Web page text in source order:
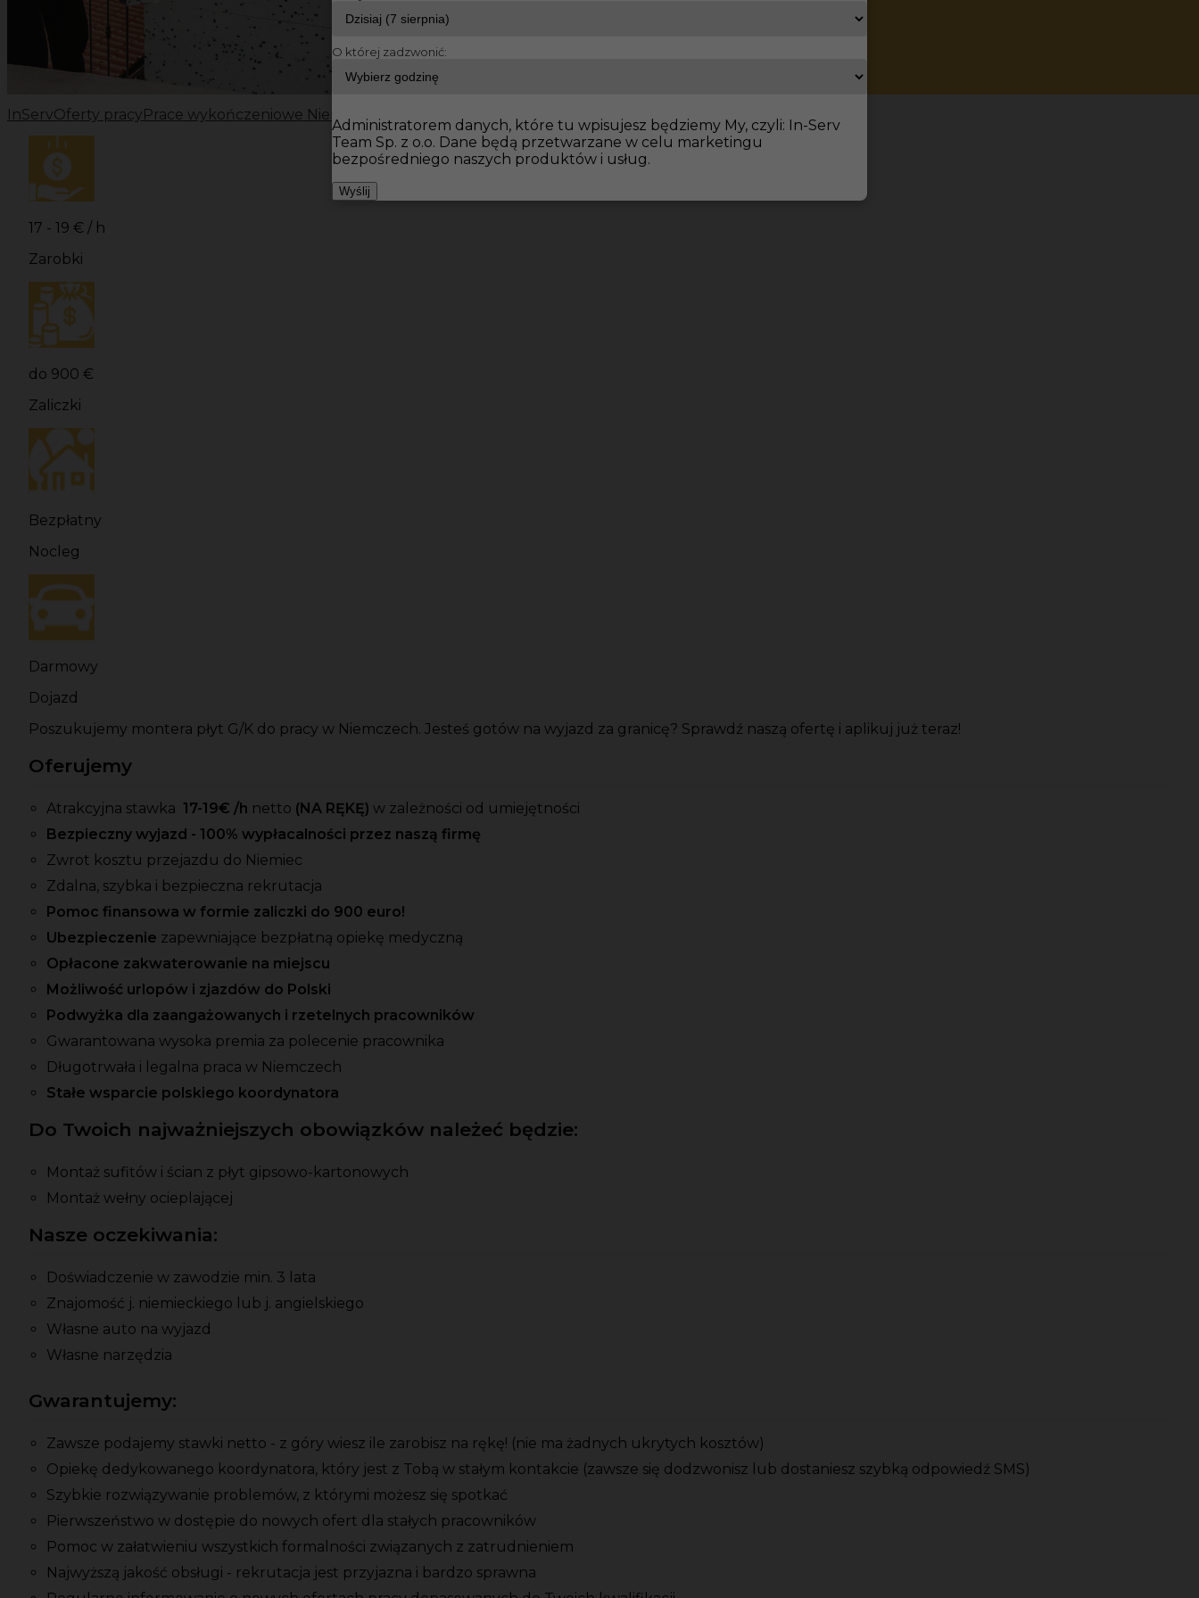
InServOferty pracy Prace wykończeniowe Niemcy Prace wykończeniowe Praca w Niemczech dla montera płyt G/K
17 - 19 € / h
Zarobki
do 900 €
Zaliczki
Bezpłatny
Nocleg
Darmowy
Dojazd
Poszukujemy montera płyt G/K do pracy w Niemczech. Jesteś gotów na wyjazd za granicę? Sprawdź naszą ofertę i aplikuj już teraz!
Oferujemy
Atrakcyjna stawka 17-19€ /h netto (NA RĘKĘ) w zależności od umiejętności
Bezpieczny wyjazd - 100% wypłacalności przez naszą firmę
Zwrot kosztu przejazdu do Niemiec
Zdalna, szybka i bezpieczna rekrutacja
Pomoc finansowa w formie zaliczki do 900 euro!
Ubezpieczenie zapewniające bezpłatną opiekę medyczną
Opłacone zakwaterowanie na miejscu
Możliwość urlopów i zjazdów do Polski
Podwyżka dla zaangażowanych i rzetelnych pracowników
Gwarantowana wysoka premia za polecenie pracownika
Długotrwała i legalna praca w Niemczech
Stałe wsparcie polskiego koordynatora
Do Twoich najważniejszych obowiązków należeć będzie:
Montaż sufitów i ścian z płyt gipsowo-kartonowych
Montaż wełny ocieplającej
Nasze oczekiwania:
Doświadczenie w zawodzie min. 3 lata
Znajomość j. niemieckiego lub j. angielskiego
Własne auto na wyjazd
Własne narzędzia
Gwarantujemy:
Zawsze podajemy stawki netto - z góry wiesz ile zarobisz na rękę! (nie ma żadnych ukrytych kosztów)
Opiekę dedykowanego koordynatora, który jest z Tobą w stałym kontakcie (zawsze się dodzwonisz lub dostaniesz szybką odpowiedź SMS)
Szybkie rozwiązywanie problemów, z którymi możesz się spotkać
Pierwszeństwo w dostępie do nowych ofert dla stałych pracowników
Pomoc w załatwieniu wszystkich formalności związanych z zatrudnieniem
Najwyższą jakość obsługi - rekrutacja jest przyjazna i bardzo sprawna
O której zadzwonić:
Administratorem danych, które tu wpisujesz będziemy My, czyli: In-Serv
Team Sp. z o.o. Dane będą przetwarzane w celu marketingu
bezpośredniego naszych produktów i usług.
Wyślij